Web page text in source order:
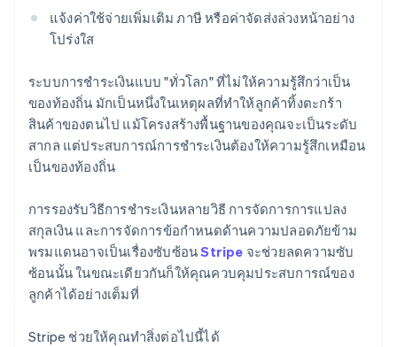
แจ้งค่าใช้จ่ายเพิ่มเติม ภาษี หรือค่าจัดส่งล่วงหน้าอย่าง
โปร่งใส
ระบบการชำระเงินแบบ "ทั่วโลก" ที่ไม่ให้ความรู้สึกว่าเป็น
ของท้องถิ่น มักเป็นหนึ่งในเหตุผลที่ทำให้ลูกค้าทิ้งตะกร้า
สินค้าของตนไป แม้โครงสร้างพื้นฐานของคุณจะเป็นระดับ
สากล แต่ประสบการณ์การชำระเงินต้องให้ความรู้สึกเหมือน
เป็นของท้องถิ่น
การรองรับวิธีการชำระเงินหลายวิธี การจัดการการแปลง
สกุลเงิน และการจัดการข้อกำหนดด้านความปลอดภัยข้าม
พรมแดนอาจเป็นเรื่องซับซ้อนStripe จะช่วยลดความซับ
ซ้อนนั้น ในขณะเดียวกันก็ให้คุณควบคุมประสบการณ์ของ
ลูกค้าได้อย่างเต็มที่
Stripe ช่วยให้คุณทำสิ่งต่อไปนี้ได้